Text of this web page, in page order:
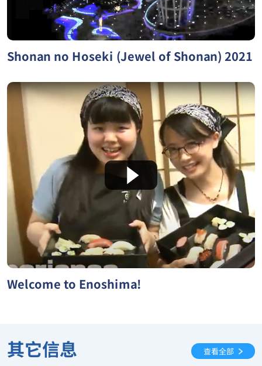
Shonan no Hoseki (Jewel of Shonan) 2021
Welcome to Enoshima!
其它信息 查看全部